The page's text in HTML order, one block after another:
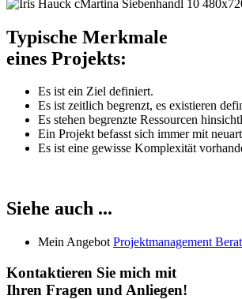
Typische Merkmale
eines Projekts:
Es ist ein Ziel definiert.
Es ist zeitlich begrenzt, es existieren
Es stehen begrenzte Ressourcen
Ein Projekt befasst sich immer mit
Es ist eine gewisse Komplexität
Siehe auch ...
Mein Angebot Projektmanagement
Kontaktieren Sie mich mit
Ihren Fragen und Anliegen!